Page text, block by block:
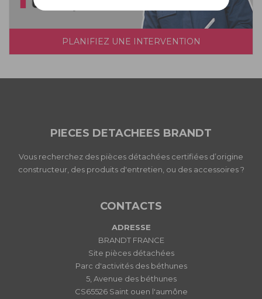
PLANIFIEZ UNE INTERVENTION
PIECES DETACHEES BRANDT
Vous recherchez des pièces détachées certifiées d’origine
constructeur, des produits d'entretien, ou des accessoires ?
CONTACTS
ADRESSE
BRANDT FRANCE
Site pièces détachées
Parc d'activités des béthunes
5, Avenue des béthunes
CS65526 Saint ouen l'aumône